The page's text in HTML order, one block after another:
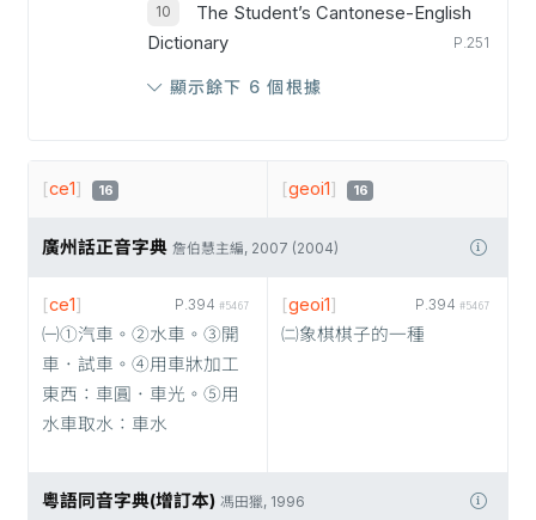
The Student’s Cantonese-English
Dictionary
P.251
顯示餘下 6 個根據
[ce1] 16 [geoi1] 16
廣州話正音字典 詹伯慧主編, 2007 (2004)
P.394 #5467
[ce1]
㈠①汽車。②水車。③開
車．試車。④用車牀加工
東西：車圓．車光。⑤用
水車取水：車水
P.394 #5467
[geoi1]
㈡象棋棋子的一種
粵語同音字典(增訂本) 馮田獵, 1996